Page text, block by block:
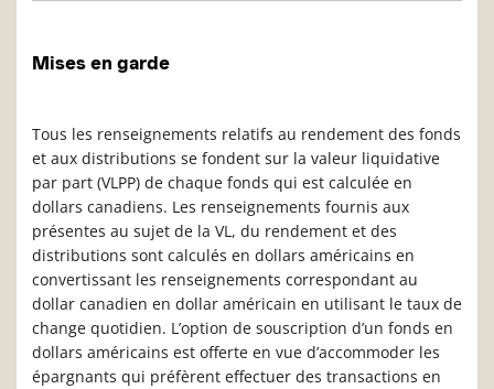
Mises en garde
Tous les renseignements relatifs au rendement des fonds
et aux distributions se fondent sur la valeur liquidative
par part (VLPP) de chaque fonds qui est calculée en
dollars canadiens. Les renseignements fournis aux
présentes au sujet de la VL, du rendement et des
distributions sont calculés en dollars américains en
convertissant les renseignements correspondant au
dollar canadien en dollar américain en utilisant le taux de
change quotidien. L’option de souscription d’un fonds en
dollars américains est offerte en vue d’accommoder les
épargnants qui préfèrent effectuer des transactions en